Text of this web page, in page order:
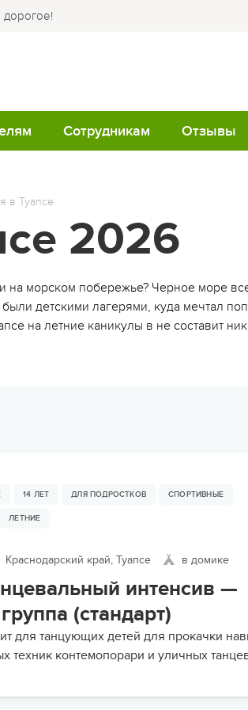
дорогое!
Валдайская
на Валдае
в Новгородской
забронировать
и возврат
вопросы
задаваемые вопросы
сертификаты
Сотрудникам
Путешествия в подарок
Лучшие сотрудники
Документы на программы
Вакансии
Отзывы
в Туапсе
2026
на морском побережье? Черное море
детскими лагерями, куда мечтал
на летние каникулы в не составит
ОПЛАТА ТУРА
14 ЛЕТ ДЛЯ ПОДРОСТКОВ СПОРТИВНЫЕ
ЛЕТНИЕ
Краснодарский край, Туапсе в домике
интенсив —
(стандарт)
для танцующих детей для прокачки
техник контемопорари и уличных